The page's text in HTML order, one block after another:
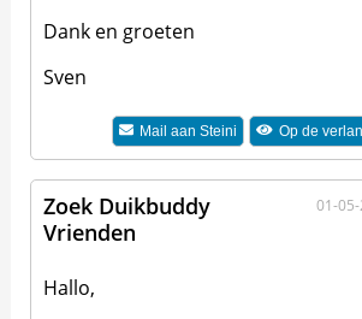
Dank en groeten
Sven
Mail aan Steini Op de
01-
Zoek Duikbuddy
Vrienden
Hallo,